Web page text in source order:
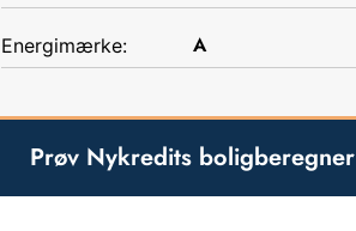
Energimærke: A
Prøv Nykredits boligberegner